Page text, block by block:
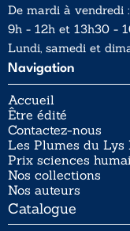
De mardi à vendredi :
9h - 12h et 13h30 -
Lundi, samedi et
Navigation
Accueil
Être édité
Contactez-nous
Les Plumes du Lys
Prix sciences
Nos collections
Nos auteurs
Catalogue